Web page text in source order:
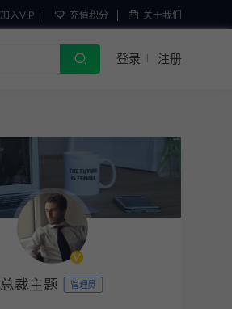
加入VIP 充值积分 关于我们
登录 注册
总裁主题 管理员